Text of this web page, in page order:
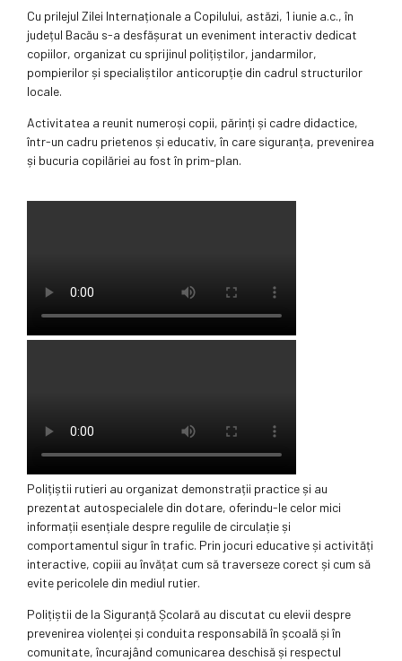
Cu prilejul Zilei Internaționale a Copilului, astăzi, 1 iunie a.c., în
județul Bacău s-a desfășurat un eveniment interactiv dedicat
copiilor, organizat cu sprijinul polițiștilor, jandarmilor,
pompierilor și specialiștilor anticorupție din cadrul structurilor
locale.
Activitatea a reunit numeroși copii, părinți și cadre didactice,
într-un cadru prietenos și educativ, în care siguranța, prevenirea
și bucuria copilăriei au fost în prim-plan.
Polițiștii rutieri au organizat demonstrații practice și au
prezentat autospecialele din dotare, oferindu-le celor mici
informații esențiale despre regulile de circulație și
comportamentul sigur în trafic. Prin jocuri educative și activități
interactive, copiii au învățat cum să traverseze corect și cum să
evite pericolele din mediul rutier.
Polițiștii de la Siguranță Școlară au discutat cu elevii despre
prevenirea violenței și conduita responsabilă în școală și în
comunitate, încurajând comunicarea deschisă și respectul